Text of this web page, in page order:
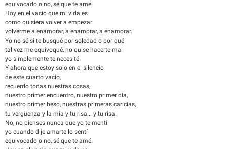
equivocado o no, sé que te amé.
Hoy en el vacío que mi vida es
como quisiera volver a empezar
volverme a enamorar, a enamorar, a enamorar.
Yo no sé si te busqué por soledad o por qué
tal vez me equivoqué, no quise hacerte mal
yo simplemente te necesité.
Y ahora que estoy solo en el silencio
de este cuarto vacío,
recuerdo todas nuestras cosas,
nuestro primer encuentro, nuestro primer día,
nuestro primer beso, nuestras primeras caricias,
tu vergüenza y la mía y tu risa... y tu risa.
No, no pienses nunca que yo te mentí
yo cuando dije amarte lo sentí
equivocado o no, sé que te amé.